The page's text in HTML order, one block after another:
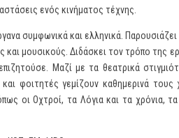
ενός κινήματος τέχνης.
συμφωνικά και ελληνικά.
μουσικούς. Διδάσκει τον τρόπο της
Μαζί με τα θεατρικά
φοιτητές γεμίζουν καθημερινά
οι Οχτροί, τα Λόγια και τα χρόνια, τα